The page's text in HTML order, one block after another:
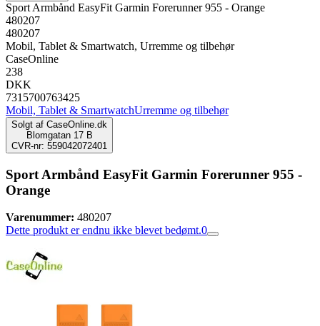
Sport Armbånd EasyFit Garmin Forerunner 955 - Orange
480207
480207
Mobil, Tablet & Smartwatch, Urremme og tilbehør
CaseOnline
238
DKK
7315700763425
Mobil, Tablet & SmartwatchUrremme og tilbehør
Solgt af CaseOnline.dk
Blomgatan 17 B
CVR-nr: 559042072401
Sport Armbånd EasyFit Garmin Forerunner 955 -
Orange
Varenummer: 480207
Dette produkt er endnu ikke blevet bedømt.0